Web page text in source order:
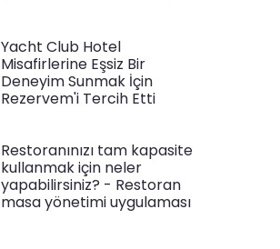
Yacht Club Hotel
Misafirlerine Eşsiz Bir
Deneyim Sunmak İçin
Rezervem'i Tercih Etti
Restoranınızı tam kapasite
kullanmak için neler
yapabilirsiniz? - Restoran
masa yönetimi uygulaması